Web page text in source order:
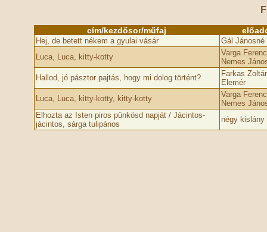
cím/kezdősor/műfaj
Hej, de betett nékem a gyulai vásár
Gál Jánosné
Luca, Luca, kitty-kotty
Varga
Nemes
Hallod, jó pásztor pajtás, hogy mi dolog történt?
Farkas
Elemér
Luca, Luca, kitty-kotty, kitty-kotty
Varga
Nemes
Elhozta az Isten piros pünkösd napját / Jácintos-
jácintos, sárga tulipános
négy kislány